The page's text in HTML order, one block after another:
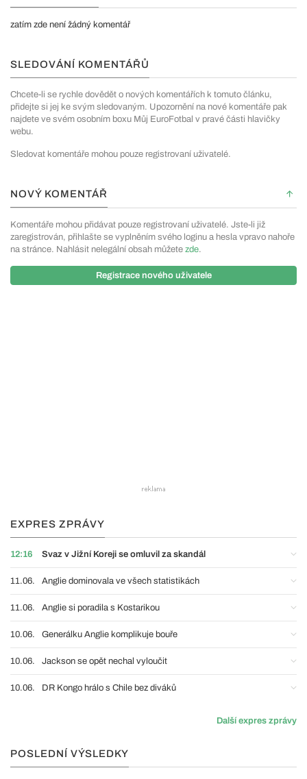
zatím zde není žádný komentář
SLEDOVÁNÍ KOMENTÁŘŮ
Chcete-li se rychle dovědět o nových komentářích k tomuto článku,
přidejte si jej ke svým sledovaným. Upozornění na nové komentáře pak
najdete ve svém osobním boxu Můj EuroFotbal v pravé části hlavičky
webu.
Sledovat komentáře mohou pouze registrovaní uživatelé.
NOVÝ KOMENTÁŘ
Komentáře mohou přidávat pouze registrovaní uživatelé. Jste-li již
zaregistrován, přihlašte se vyplněním svého loginu a hesla vpravo nahoře
na stránce. Nahlásit nelegální obsah můžete zde.
Registrace nového uživatele
EXPRES ZPRÁVY
12:16 Svaz v Jižní Koreji se omluvil za skandál
11.06. Anglie dominovala ve všech statistikách
11.06. Anglie si poradila s Kostarikou
10.06. Generálku Anglie komplikuje bouře
10.06. Jackson se opět nechal vyloučit
10.06. DR Kongo hrálo s Chile bez diváků
Další expres zprávy
POSLEDNÍ VÝSLEDKY